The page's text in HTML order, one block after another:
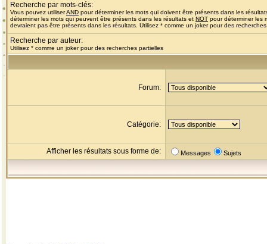
Recherche par mots-clés:
Vous pouvez utiliserAND pour déterminer les mots qui doivent être présents dans les
déterminer les mots qui peuvent être présents dans les résultats et NOT pour déterminer les
devraient pas être présents dans les résultats. Utilisez * comme un joker pour des
Recherche par auteur:
Utilisez * comme un joker pour des recherches partielles
Forum:
Catégorie:
Afficher les résultats sous forme de: Messages Sujets